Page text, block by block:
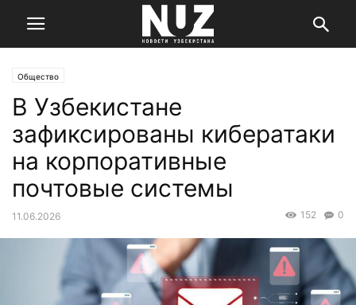
Общество
В Узбекистане
зафиксированы кибератаки
на корпоративные
почтовые системы
11.06.2026 0
152